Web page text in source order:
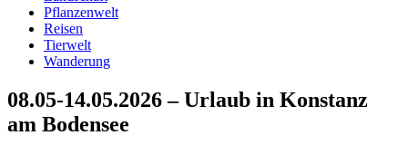
Pflanzenwelt
Reisen
Tierwelt
Wanderung
08.05-14.05.2026 – Urlaub in Konstanz
am Bodensee